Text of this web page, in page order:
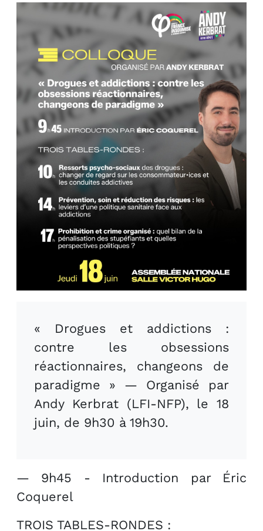
« Drogues et addictions :
contre les obsessions
réactionnaires, changeons de
paradigme » — Organisé par
Andy Kerbrat (LFI-NFP), le 18
juin, de 9h30 à 19h30.
— 9h45 - Introduction par Éric
Coquerel
TROIS TABLES-RONDES :